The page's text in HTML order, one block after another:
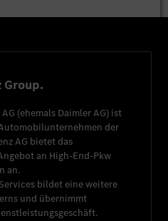
Group.
(ehemals Daimler AG) ist
der
AG bietet das
an High-End-Pkw
an.
bildet eine weitere
und übernimmt